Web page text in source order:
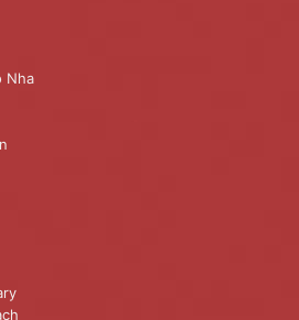
Nha